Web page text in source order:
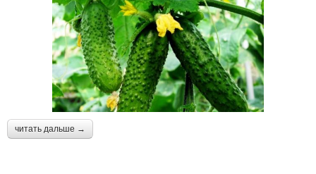
читать дальше →